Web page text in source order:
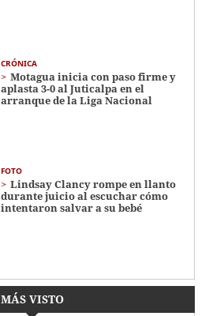
CRÓNICA
Motagua inicia con paso firme y
aplasta 3-0 al Juticalpa en el
arranque de la Liga Nacional
FOTO
Lindsay Clancy rompe en llanto
durante juicio al escuchar cómo
intentaron salvar a su bebé
MÁS VISTO